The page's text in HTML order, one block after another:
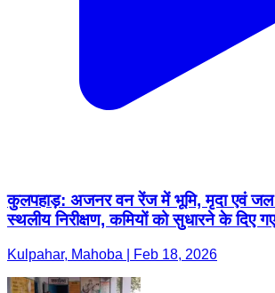
कुलपहाड़: अजनर वन रेंज में भूमि, मृदा एवं जल
स्थलीय निरीक्षण, कमियों को सुधारने के दिए गए
Kulpahar, Mahoba | Feb 18, 2026